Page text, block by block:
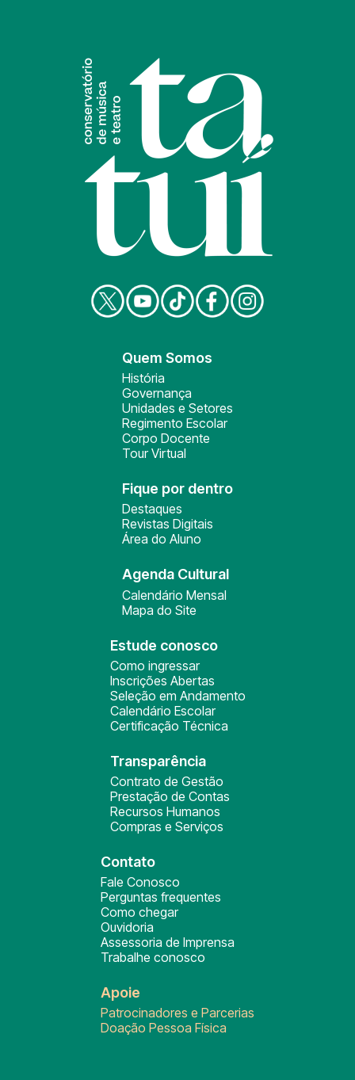
Quem Somos
História
Governança
Unidades e Setores
Regimento Escolar
Corpo Docente
Tour Virtual
Fique por dentro
Destaques
Revistas Digitais
Área do Aluno
Agenda Cultural
Calendário Mensal
Mapa do Site
Estude conosco
Como ingressar
Inscrições Abertas
Seleção em Andamento
Calendário Escolar
Certificação Técnica
Transparência
Contrato de Gestão
Prestação de Contas
Recursos Humanos
Compras e Serviços
Contato
Fale Conosco
Perguntas frequentes
Como chegar
Ouvidoria
Assessoria de Imprensa
Trabalhe conosco
Apoie
Patrocinadores e Parcerias
Doação Pessoa Física